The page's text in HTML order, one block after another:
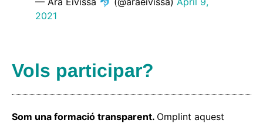
2021
Vols participar?
Som una formació transparent. Omplint aquest